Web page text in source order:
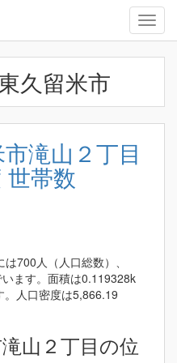
久留米市
滝山２丁目
世帯数
700人（人口総数）、
ます。面積は0.119328k
。人口密度は5,866.19
山２丁目の位